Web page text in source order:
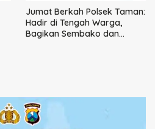
Jumat Berkah Polsek Taman:
Hadir di Tengah Warga,
Bagikan Sembako dan